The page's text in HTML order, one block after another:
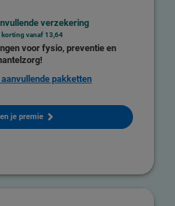
verzekering
korting vanaf 13,64
voor fysio, preventie en
pakketten
je premie